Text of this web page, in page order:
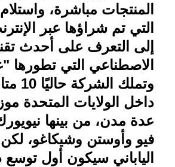
المنتجات مباشرة،
التي تم شراؤها عبر
إلى التعرف على أحدث
الاصطناعي التي تطورها
وتملك
داخل الولايات المتحدة
عدة مدن، من بينها
فيو وأوستن وشيكاغو، لكن
الياباني سيكون أول